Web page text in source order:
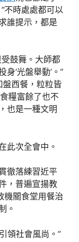
不時處處都可以
誰提示，都是
鼓舞。大師都
‘光盤舉動’。”
盤西餐，粒粒皆
糧富餘了也不
也是一種文明
此次全會中。
徹落練習近平
，普遍宣揚教
機關食堂用餐治
。
領社會風尚。”